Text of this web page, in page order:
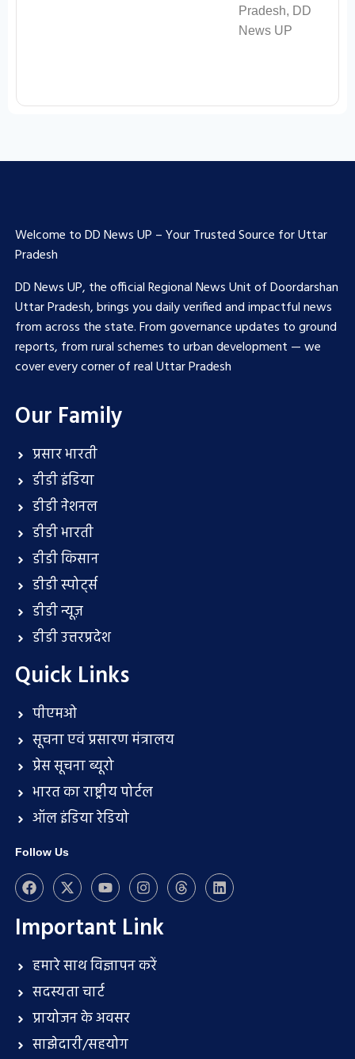
Welcome to DD News UP – Your Trusted Source for Uttar
Pradesh
DD News UP, the official Regional News Unit of Doordarshan
Uttar Pradesh, brings you daily verified and impactful news
from across the state. From governance updates to ground
reports, from rural schemes to urban development — we
cover every corner of real Uttar Pradesh
Our Family
प्रसार भारती
डीडी इंडिया
डीडी नेशनल
डीडी भारती
डीडी किसान
डीडी स्पोर्ट्स
डीडी न्यूज़
डीडी उत्तरप्रदेश
Quick Links
पीएमओ
सूचना एवं प्रसारण मंत्रालय
प्रेस सूचना ब्यूरो
भारत का राष्ट्रीय पोर्टल
ऑल इंडिया रेडियो
Follow Us
Important Link
हमारे साथ विज्ञापन करें
सदस्यता चार्ट
प्रायोजन के अवसर
साझेदारी/सहयोग